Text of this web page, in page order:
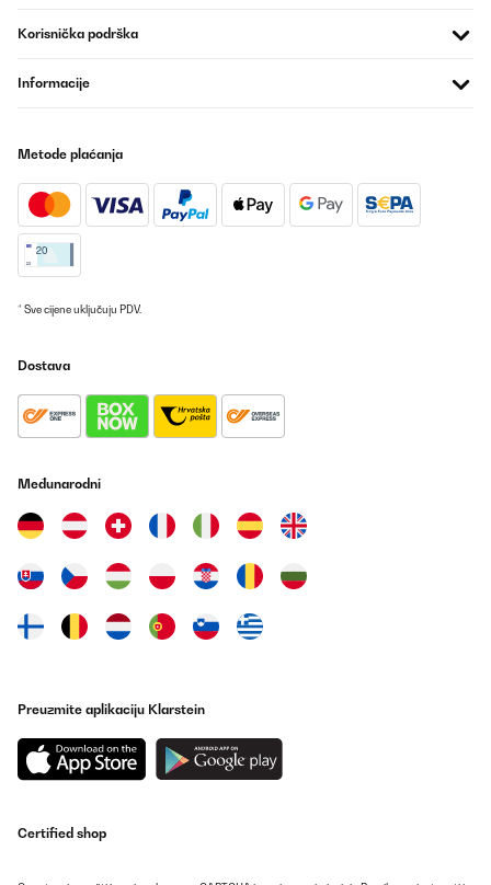
Korisnička podrška
Informacije
Metode plaćanja
* Sve cijene uključuju PDV.
Dostava
Međunarodni
Preuzmite aplikaciju Klarstein
Certified shop